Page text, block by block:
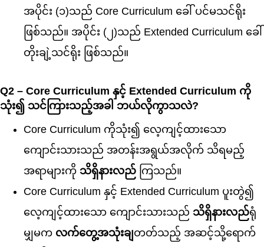
အပိုင်း (၁)သည် Core Curriculum ခေါ် ပင်မသင်ရိုး
ဖြစ်သည်။ အပိုင်း (၂)သည် Extended Curriculum ခေါ်
တိုးချဲ့သင်ရိုး ဖြစ်သည်။
Q2 – Core Curriculum နှင့် Extended Curriculum ကို
သုံး၍ သင်ကြားသည့်အခါ ဘယ်လိုကွာသလဲ?
Core Curriculum ကိုသုံး၍ လေ့ကျင့်ထားသော
ကျောင်းသားသည် အတန်းအရွယ်အလိုက် သိရမည့်
အရာများကို သိရှိနားလည် ကြသည်။
Core Curriculum နှင့် Extended Curriculum ပူးတွဲ၍
လေ့ကျင့်ထားသော ကျောင်းသားသည် သိရှိနားလည်ရုံ
မျှမက လက်တွေ့အသုံးချတတ်သည့် အဆင့်သို့ရောက်